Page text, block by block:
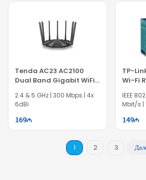
Tenda AC23 AC2100
Dual Band Gigabit WiFi
2.4 & 5 GHz | 300 Mbps | 4x
6dBi
169
TP-
Wi-Fi
IEEE
Mbit/s |
149
1 2 3